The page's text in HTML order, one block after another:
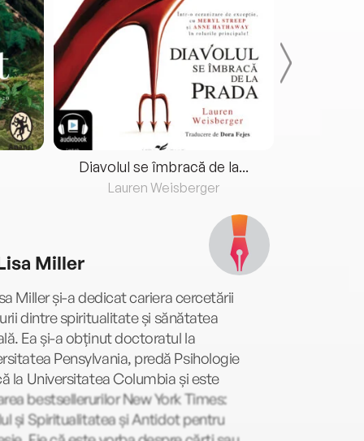
Diavolul se îmbracă de la...
Lauren Weisberger
Miller
Miller și-a dedicat cariera cercetării
dintre spiritualitate și sănătatea
Ea și-a obținut doctoratul la
Pensylvania, predă Psihologie
la Universitatea Columbia și este
bestsellerurilor New York Times:
și Spiritualitatea și Antidot pentru